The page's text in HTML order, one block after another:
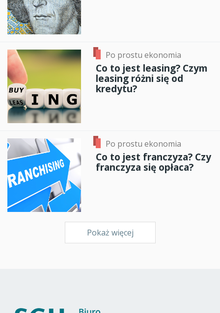
Po prostu ekonomia
Co to jest leasing? Czym
leasing różni się od
kredytu?
Po prostu ekonomia
Co to jest franczyza? Czy
franczyza się opłaca?
Pokaż więcej